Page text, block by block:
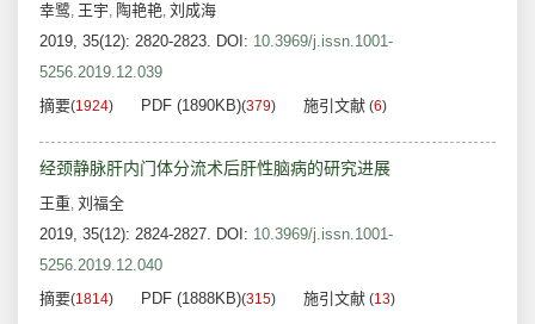
幸鹭, 王宇, 陶艳艳, 刘成海
2019, 35(12): 2820-2823. DOI: 10.3969/j.issn.1001-
5256.2019.12.039
摘要(1924) PDF (1890KB)(379) 施引文献 (6)
经颈静脉肝内门体分流术后肝性脑病的研究进展
王重, 刘福全
2019, 35(12): 2824-2827. DOI: 10.3969/j.issn.1001-
5256.2019.12.040
摘要(1814) PDF (1888KB)(315) 施引文献 (13)